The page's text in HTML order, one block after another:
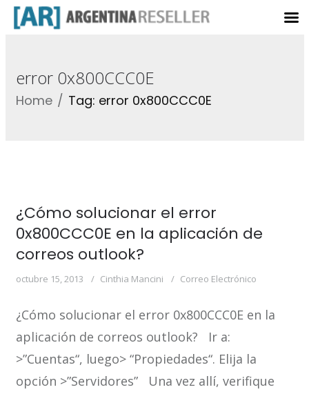
error 0x800CCC0E
Home Tag: error 0x800CCC0E
¿Cómo solucionar el error
0x800CCC0E en la aplicación de
correos outlook?
octubre 15, 2013 Cinthia Mancini Correo Electrónico
¿Cómo solucionar el error 0x800CCC0E en la
aplicación de correos outlook? Ir a:
>”Cuentas“, luego> “Propiedades“. Elija la
opción >”Servidores” Una vez allí, verifique